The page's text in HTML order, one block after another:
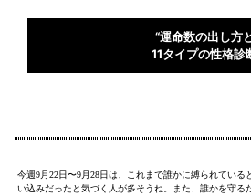
“運命数の出し方
11タイプの性格診
今週9月22日〜9月28日は、これまで誰かに縛られている
い込みだったと気づく人が多そうね。また、誰かを守る